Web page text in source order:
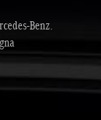
Benz.